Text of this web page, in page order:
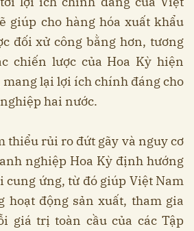
giúp cho hàng hóa xuất khẩu
đối xử công bằng hơn, tương
chiến lược của Hoa Kỳ hiện
mang lại lợi ích chính đáng cho
hai nước.
thiểu rủi ro đứt gãy và nguy cơ
nghiệp Hoa Kỳ định hướng
cung ứng, từ đó giúp Việt Nam
hoạt động sản xuất, tham gia
giá trị toàn cầu của các Tập